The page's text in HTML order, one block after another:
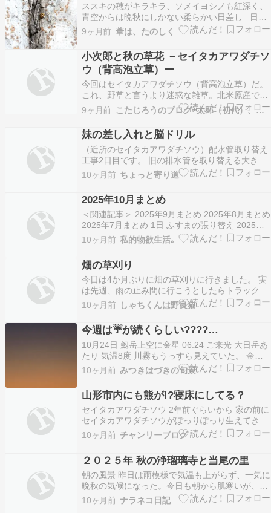
ススキの穂がキラキラ、ソメイヨシノも紅深く、
青空からは晩秋にしかない柔らかい日差し 日曜
日、調節池沿いの野っぱらにやって来た トノサ
マバッタに遭遇 （いちおう）飛翔シーン こっち
が動かないと飛んでくれないし、近づくとカメラ
構える間もなくいきなり飛ぶんで、こんなのし
か……
9ヶ月前 葦は、たのしく
小次郎と秋の草花 －セイタカアワダチソ
ウ（背高泡立草）ー
今回はセイタカアワダチソウ（背高泡立草）だ。
これ、野草と言うより迷惑な雑草。北米原産で
「要注意外来生物」「侵略的外来種ワースト
100」に選ばれている。セイタカアワダチソウは
日本に侵略していると言われるが、北米では、逆
に（日本の）ススキが侵略しているらしい。 ＜
2018年10月21…
9ヶ月前 こたじろうのブログ−太郎（初代）、小太郎（二代）…
妹の差し入れと脳ドリル
（近所のセイタカアワダチソウ）配水管取り替え
工事2日目です。 旧の排水管を取り替える大きな
音がしています。右隣も同時にやっているようで
振動も感じます。 11時半に午前中の仕事終了。
免許の更新で門真の試験場へ行ってた夫帰宅、 差
し入れを持って来てくれた妹と一緒にお昼を食べ
ました。…
10ヶ月前 ちょっと寄り道
2025年10月まとめ
＜関連記事＞ 2025年9月まとめ 2025年8月まとめ
2025年7月まとめ 1日 ふすまの張り替え 2025年6
畳間 2日 甘いものが食べたい 2025年10月 3日 ツ
バメの渡り 2025年10月 4日 雨どいの掃除など
2025年 5日 少しずつ断捨離 2025年10月…
10ヶ月前 私的物欲生活｡
畑の草刈り
今日は4か月ぶりに畑の草刈りに行きました。 実
は先週、雨の止み間に行こうとしたらトラックが
バッテリー上がり???? 新車購入して１年目のト
ラック、これまでに何度も充電している。 片道
１時間半をかけて畑に到着してみると セイタカア
ワダチソウが２ｍ近くも伸びていましたよ。 いつ
も…
10ヶ月前 しゃちくんは野良猫
今週は☔が続くらしい????…
10月24日 劔岳上空に金星 06:24 ご来光 大日岳あ
たり 気温8度 川霧もうっすら見えていた。 金曜
日は好天で、しかし仕事は午後もあって、のんび
り空を眺められず。 でも(*￣▽￣)ﾌﾌﾌｯ♪ 夕方のレ
モン彗星にチャレンジするぞ～～ 06:42 ススキご
しの立山連峰 Y川の…
10ヶ月前 みつきはづきの旬景
山形市内にも熊が!?寝床にしてる？
セイタカアワダチソウ 2年前ぐらいから 家の前に
セイタカアワダチソウがぽっりぽっり生えてきて
最初は「黄色いきれいな花だなぁ」 なんて思って
たら 気づけばあっという間に広がってきて びっ
くりの状態です 気づけば畑までびっしり まあそ
のうち抜こうと思ってたら 実家はやばいくらい…
10ヶ月前 チャンリーブログ
２０２５年 秋の浄瑠璃寺と当尾の里
朝の風景 昨日は雨模様で気温も上がらず、一気に
晩秋の気候になった。今日も朝から肌寒いが、１
０月前半までが暑すぎたので、これで平年並みだ
ろうか。木曜日で仕事休みなのでのんびり気分で
10ヶ月前 ナラネコ日記